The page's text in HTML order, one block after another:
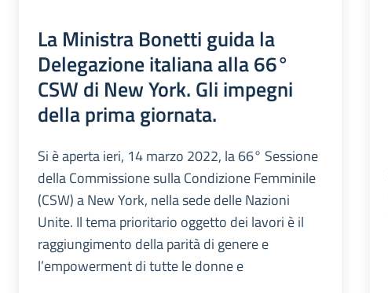
La Ministra Bonetti guida la
Delegazione italiana alla 66°
CSW di New York. Gli impegni
della prima giornata.
Si è aperta ieri, 14 marzo 2022, la 66° Sessione
della Commissione sulla Condizione Femminile
(CSW) a New York, nella sede delle Nazioni
Unite. Il tema prioritario oggetto dei lavori è il
raggiungimento della parità di genere e
l’empowerment di tutte le donne e